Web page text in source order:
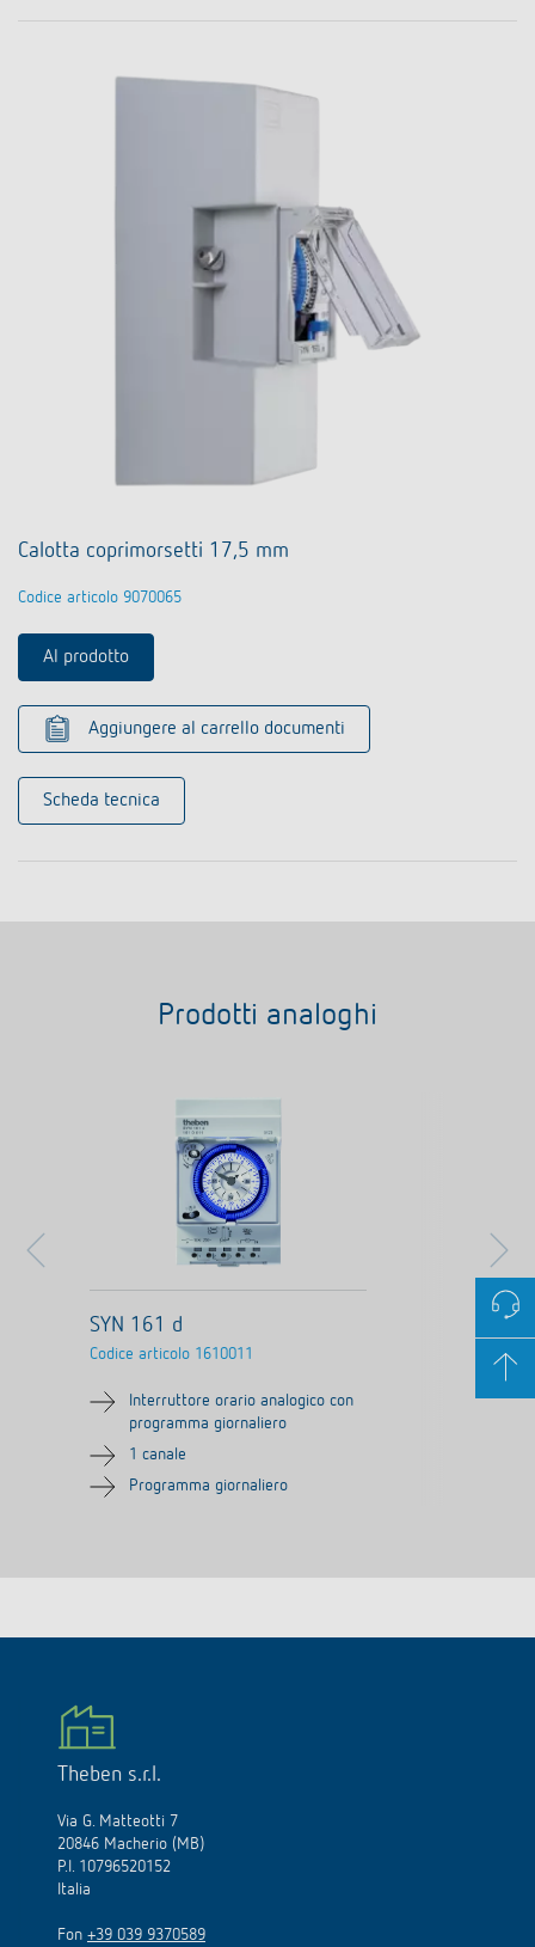
Calotta coprimorsetti 17,5 mm
Codice articolo 9070065
Al prodotto
Aggiungere al carrello documenti
Scheda tecnica
Prodotti analoghi
SYN 161 d
Codice articolo 1610011
Interruttore orario analogico con
programma giornaliero
1 canale
Programma giornaliero
Theben s.r.l.
Via G. Matteotti 7
20846 Macherio (MB)
P.I. 10796520152
Italia
Fon +39 039 9370589